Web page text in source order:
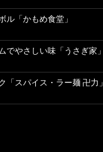
ル「かもめ食堂」
でやさしい味「うさぎ家」
「スパイス・ラー麺 卍力」